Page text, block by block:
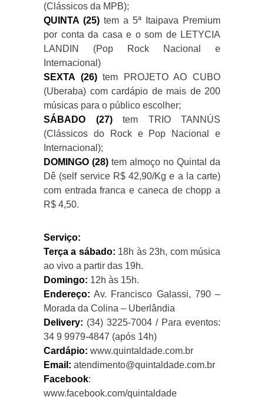
(Clássicos da MPB);
QUINTA (25) tem a 5ª Itaipava Premium
por conta da casa e o som de LETYCIA
LANDIN (Pop Rock Nacional e
Internacional)
SEXTA (26)tem PROJETO AO CUBO
(Uberaba) com cardápio de mais de 200
músicas para o público escolher;
SÁBADO (27)tem TRIO TANNÚS
(Clássicos do Rock e Pop Nacional e
Internacional);
DOMINGO (28) tem almoço no Quintal da
Dê (self service R$ 42,90/Kg e a la carte)
com entrada franca e caneca de chopp a
R$ 4,50.
Serviço:
Terça a sábado: 18h às 23h, com música
ao vivo a partir das 19h.
Domingo: 12h às 15h.
Endereço: Av. Francisco Galassi, 790 –
Morada da Colina – Uberlândia
Delivery: (34) 3225-7004 / Para eventos:
34 9 9979-4847 (após 14h)
Cardápio: www.quintaldade.com.br
Email: atendimento@quintaldade.com.br
Facebook:
www.facebook.com/quintaldade